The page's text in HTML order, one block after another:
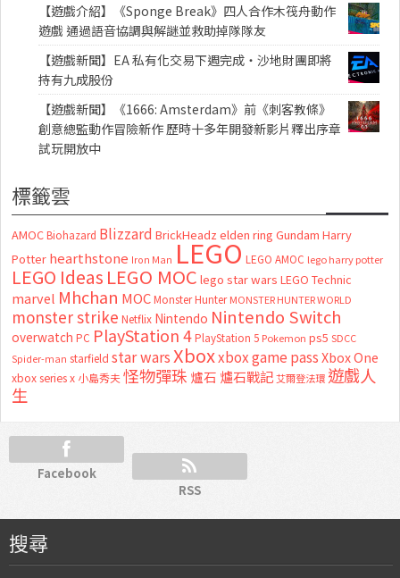
【遊戲介紹】《Sponge Break》四人合作木筏舟動作
遊戲 通過語音協調與解謎並救助掉隊隊友
【遊戲新聞】EA 私有化交易下週完成・沙地財團即將
持有九成股份
【遊戲新聞】《1666: Amsterdam》前《刺客教條》
創意總監動作冒險新作 歷時十多年開發新影片釋出序章
試玩開放中
標籤雲
AMOC Biohazard Blizzard BrickHeadz elden ring Gundam Harry
Potter hearthstone Iron Man LEGO LEGO AMOC lego harry potter
LEGO Ideas LEGO MOC lego star wars LEGO Technic
marvel Mhchan MOC Monster Hunter MONSTER HUNTER WORLD
monster strike Netflix Nintendo Nintendo Switch
overwatch PC PlayStation 4 PlayStation 5 Pokemon ps5 SDCC
Spider-man starfield star wars Xboxxbox game passXbox One
xbox series x 小島秀夫怪物彈珠 爐石 爐石戰記艾爾登法環 遊戲人
生
Facebook
RSS
搜尋